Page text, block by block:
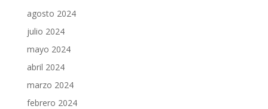
agosto 2024
julio 2024
mayo 2024
abril 2024
marzo 2024
febrero 2024